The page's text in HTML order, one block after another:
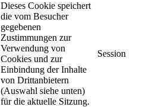
Dieses Cookie speichert
die vom Besucher
gegebenen
Zustimmungen zur
Verwendung von
Cookies und zur
Einbindung der Inhalte
von Drittanbietern
(Auswahl siehe unten)
für die aktuelle Sitzung.
Session